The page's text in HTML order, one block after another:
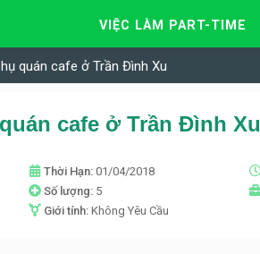
VIỆC LÀM PART-TIME
quán cafe ở Trần Đình Xu
cafe ở Trần Đình Xu
Thời Hạn: 01/04/2018
Số lượng: 5
Giới tính: Không Yêu Cầu